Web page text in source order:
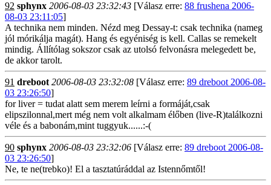
92 sphynx 2006-08-03 23:32:43 [Válasz erre: 88 frushena 2006-
08-03 23:11:05]
A technika nem minden. Nézd meg Dessay-t: csak technika (nameg
jól mórikálja magát). Hang és egyéniség is kell. Callas se remekelt
mindig. Állítólag sokszor csak az utolsó felvonásra melegedett be,
de akkor tarolt.
91 dreboot 2006-08-03 23:32:08 [Válasz erre: 89 dreboot 2006-08-
03 23:26:50]
for liver = tudat alatt sem merem leírni a formáját,csak
elipszilonnal,mert még nem volt alkalmam élőben (live-R)találkozni
véle és a babonám,mint tuggyuk......:-(
90 sphynx 2006-08-03 23:32:06 [Válasz erre: 89 dreboot 2006-08-
03 23:26:50]
Ne, te ne(trebko)! El a tasztatúráddal az Istennőmtől!